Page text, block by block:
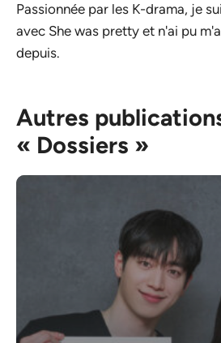
Passionnée par les K-drama, je
avec She was pretty et n'ai pu
depuis.
Autres
« Dossiers »